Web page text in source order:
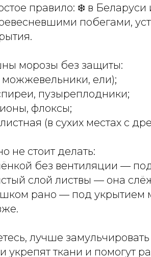
правило: ❄️ в
побегами,
морозы без защиты:
можжевельники, ели);
пузыреплодники;
флоксы;
(в сухих местах с
не стоит делать:
без вентиляции — под
слой листвы — она
рано — под укрытием
лучше
укрепят ткани и помогут